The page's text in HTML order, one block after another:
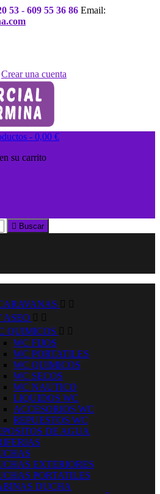
53 - 609 55 36 86 Email:
Crear una cuenta
- 0,00 €
su carrito
 Buscar
 
ASEO  
QUIMICOS  
WC FIJOS
WC PORTATILES
WC QUIMICOS
WC SECOS
WC NAUTICO
LIQUIDOS WC
ACCESORIOS WC
REPUESTOS WC
DE AGUA
EXTERIORES
PORTATILES
DUCHA